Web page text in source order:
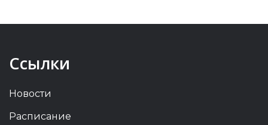
Ссылки
Новости
Расписание